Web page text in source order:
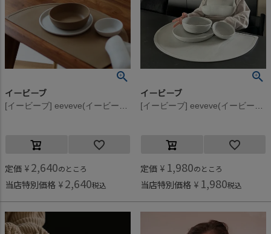
イービーブ
[イービーブ] eeveve(イービーブ) シリコンプレースマット Autumn Gold Dark
定価 ¥ 2,640のところ
当店特別価格 ¥ 2,640税込
イービーブ
[イービーブ] eeveve(イービーブ) Marble シリコンボウル L Cloudy Gray
定価 ¥ 1,980のところ
当店特別価格 ¥ 1,980税込